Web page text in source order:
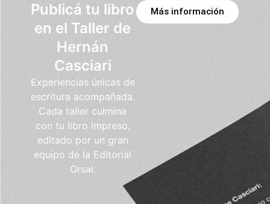
Publicá tu libro
en el Taller de
Hernán
Casciari
Experiencias únicas de
escritura acompañada.
Cada taller culmina
con tu libro impreso,
editado por un gran
equipo de la Editorial
Orsai.
Más información